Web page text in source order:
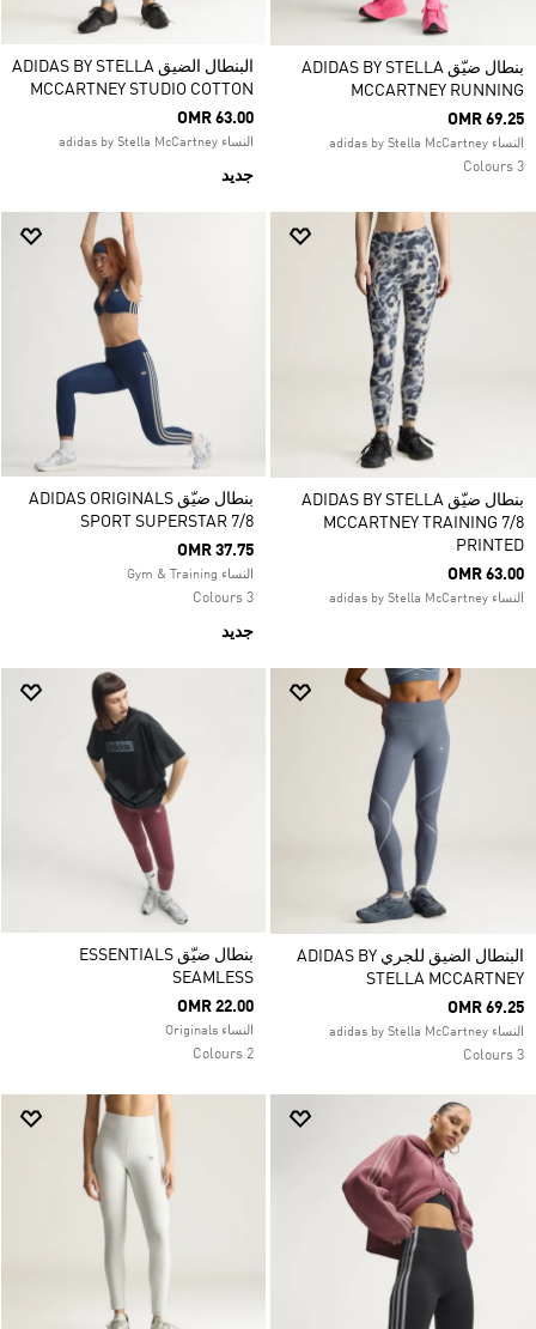
بنطال ضيّق ADIDAS BY STELLA
MCCARTNEY RUNNING
OMR 69.25
النساء adidas by Stella McCartney
3 Colours
البنطال الضيق ADIDAS BY STELLA
MCCARTNEY STUDIO COTTON
OMR 63.00
النساء adidas by Stella McCartney
جديد
بنطال ضيّق ADIDAS BY STELLA
MCCARTNEY TRAINING 7/8
PRINTED
OMR 63.00
النساء adidas by Stella McCartney
بنطال ضيّق ADIDAS ORIGINALS
SPORT SUPERSTAR 7/8
OMR 37.75
النساء Gym & Training
3 Colours
جديد
البنطال الضيق للجري ADIDAS BY
STELLA MCCARTNEY
OMR 69.25
النساء adidas by Stella McCartney
3 Colours
بنطال ضيّق ESSENTIALS
SEAMLESS
OMR 22.00
النساء Originals
2 Colours